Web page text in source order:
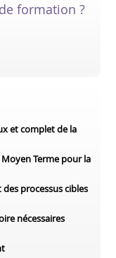
formation ?
et complet de la
Terme pour la
processus cibles
nécessaires